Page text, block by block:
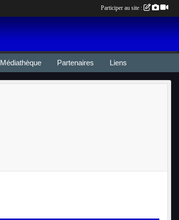
Médiathèque Partenaires Liens
Participer au site :